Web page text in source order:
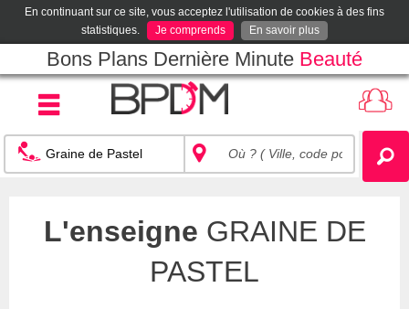
En continuant sur ce site, vous acceptez l'utilisation de cookies à des fins
statistiques.
Je comprends En savoir plus
Bons Plans Dernière Minute Beauté
L'enseigne GRAINE DE
PASTEL